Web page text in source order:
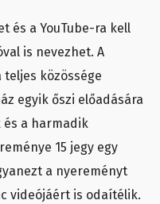
és a YouTube-ra kell
is nevezhet. A
közössége
egyik őszi előadására
és a harmadik
15 jegy egy
a nyereményt
videójáért is odaítélik.